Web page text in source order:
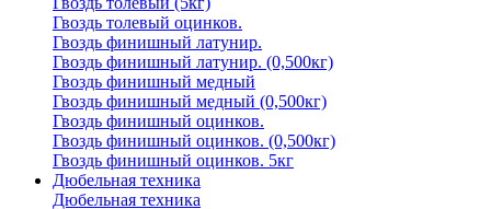
Гвоздь толевый оцинков.
Гвоздь финишный латунир.
Гвоздь финишный латунир. (0,500кг)
Гвоздь финишный медный
Гвоздь финишный медный (0,500кг)
Гвоздь финишный оцинков.
Гвоздь финишный оцинков. (0,500кг)
Гвоздь финишный оцинков. 5кг
Дюбельная техника
Дюбельная техника